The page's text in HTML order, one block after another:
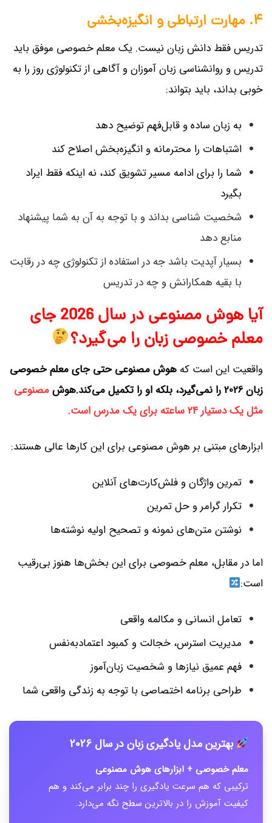
۴. مهارت ارتباطی و انگیزه‌بخشی
تدریس فقط دانش زبان نیست. یک معلم خصوصی موفق باید
تدریس و روانشناسی زبان آموزان و آگاهی از تکنولوژی روز را به
خوبی بداند، باید بتواند:
به زبان ساده و قابل‌فهم توضیح دهد
اشتباهات را محترمانه و انگیزه‌بخش اصلاح کند
شما را برای ادامه مسیر تشویق کند، نه اینکه فقط ایراد
بگیرد
شخصیت شناسی بداند و با توجه به آن به شما پیشنهاد
منابع دهد
بسیار آپدیت باشد جه در استفاده از تکنولوژی چه در رقابت
با بقیه همکارانش و چه در تدریس
آیا هوش مصنوعی در سال 2026 جای
معلم خصوصی زبان را می‌گیرد؟
واقعیت این است که هوش مصنوعی حتی جای معلم خصوصی
زبان 2026 را نمی‌گیرد، بلکه او را تکمیل می‌کند.هوش
مصنوعی
مثل یک دستیار 24 ساعته برای یک مدرس است.
ابزارهای مبتنی بر هوش مصنوعی برای این کارها عالی هستند:
تمرین واژگان و فلش‌کارت‌های آنلاین
تکرار گرامر و حل تمرین
نوشتن متن‌های نمونه و تصحیح اولیه نوشته‌ها
اما در مقابل، معلم خصوصی برای این بخش‌ها هنوز بی‌رقیب
است:
تعامل انسانی و مکالمه واقعی
مدیریت استرس، خجالت و کمبود اعتمادبه‌نفس
فهم عمیق نیازها و شخصیت زبان‌آموز
طراحی برنامه اختصاصی با توجه به زندگی واقعی شما
بهترین مدل یادگیری زبان در سال 2026
معلم خصوصی + ابزارهای هوش مصنوعی
ترکیبی که هم سرعت یادگیری را چند برابر می‌کند و هم
کیفیت آموزش را در بالاترین سطح نگه می‌دارد.